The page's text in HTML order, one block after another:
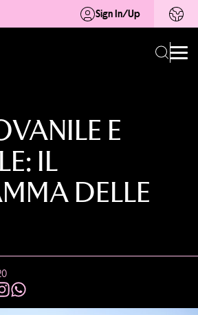
Sign In/Up
E
IL
DELLE